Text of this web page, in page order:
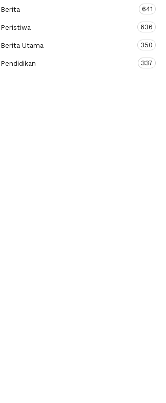
Berita 641
Peristiwa 636
Berita Utama 350
Pendidikan 337